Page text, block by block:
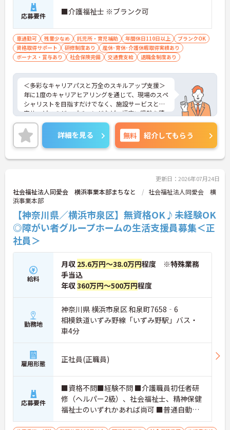
応募要件 ■介護福祉士 ※ブランク可
車通勤可 残業少なめ 託児所・育児補助 年間休日110日以上
ブランクOK
資格取得サポート
研修制度あり
産休･育休･介護休暇取得実績あり
ボーナス・賞与あり
社会保険完備 交通費支給 退職金制度あり
＜多彩なキャリアパスと万全のスキルアップ支援＞
年に1度のキャリアヒアリングを通じて、現場のスペ
シャリストを目指すだけでなく、施設サービスと在
宅サービスのジョブチェンジなど、幅広い経験を積
むことが可能です。
＜プライベートも充実させる嬉しい福利厚生＞仕事
の疲れを癒やすための制度も充実しています。各地
のレジャー施設や宿泊が最大80％オフになる優待制
度や、勤続5年ごとの「特別連続有給休暇（5日）」
休110日に加え、独自の休暇制度もしっかり整って
いるため、オンオフのメリハリをつけて働けます。
詳細を見る 無料 紹介してもらう
更新日：2026年07月24日
社会福祉法人同愛会 横浜事業本部まちなと
社会福祉法人同愛会 横
浜事業本部
【神奈川県／横浜市泉区】無資格OK♪未経験OK
◎障がい者グループホームの生活支援員募集＜正
社員＞
給料
月収 25.6万円～38.0万円程度 ※特殊業務
手当込
年収360万円～500万円程度
勤務地
神奈川県 横浜市泉区 和泉町7658‐6
相模鉄道いずみ野線「いずみ野駅」バス・
車4分
雇用形態 正社員(正職員)
応募要件
■資格不問■経験不問 ■介護職員初任者研
修（ヘルパー2級）、社会福祉士、精神保健
福祉士のいずれかあれば尚可 ■普通自動車
運転免許あれば尚可